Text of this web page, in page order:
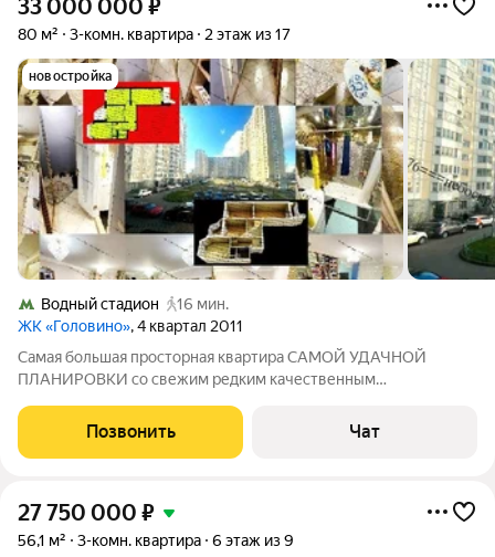
33 000 000 ₽
80 м² 3-комн. квартира 2 этаж из 17
новостройка
Водный стадион
16 мин.
ЖК «Головино», 4 квартал 2011
Самая большая просторная квартира САМОЙ УДАЧНОЙ
ПЛАНИРОВКИ со свежим редким качественным
охраняемой территорией и высотным паркингом.Большая
кухня-15кв.м. с панорамным эркером, изолированные
Позвонить Чат
27 750 000 ₽
56,1 м² 3-комн. квартира 6 этаж из 9